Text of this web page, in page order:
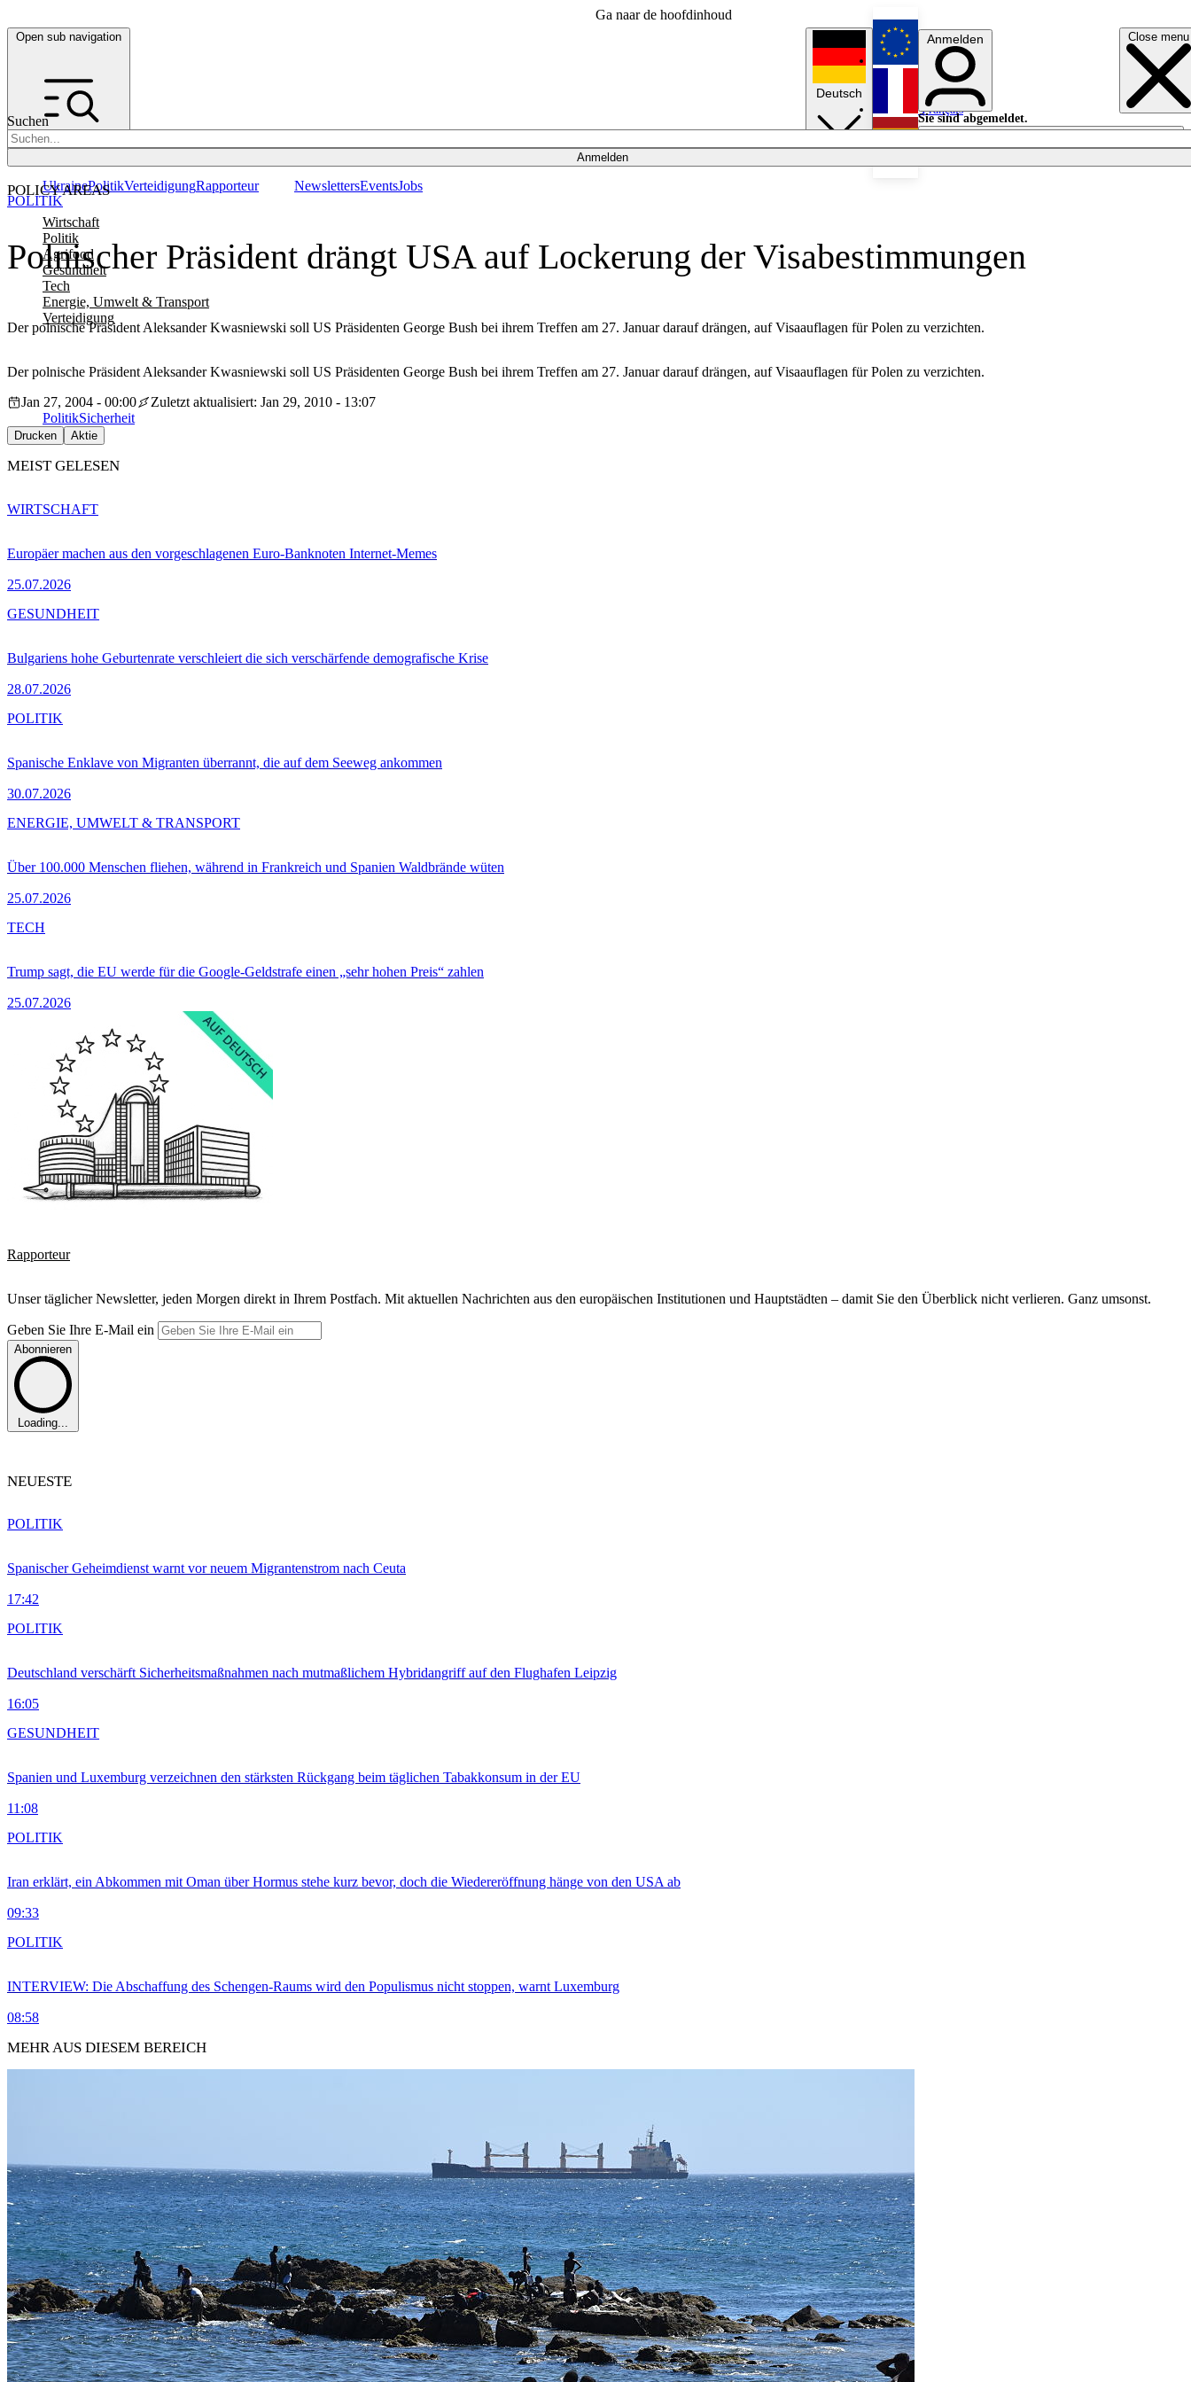
Ga naar de hoofdinhoud
Open sub navigation Close menu
Suchen
Anmelden
POLICY AREAS
Wirtschaft
Politik
Agrifood
Gesundheit
Tech
Energie, Umwelt & Transport
Verteidigung
UkrainePolitikVerteidigungRapporteur NewslettersEventsJobs
Deutsch
English
Français
Anmelden
Sie sind abgemeldet.
Anmelden
Licht aus
Polnischer Präsident drängt USA auf Lockerung der Visabestimmungen
Der polnische Präsident Aleksander Kwasniewski soll US Präsidenten George Bush bei ihrem Treffen am 27. Januar darauf drängen, auf Visaauflagen für Polen zu verzichten.
POLITIK
Der polnische Präsident Aleksander Kwasniewski soll US Präsidenten George Bush bei ihrem Treffen am 27. Januar darauf drängen, auf Visaauflagen für Polen zu verzichten.
Jan 27, 2004 - 00:00
Zuletzt aktualisiert: Jan 29, 2010 - 13:07
PolitikSicherheit
Drucken Aktie
MEIST GELESEN
Europäer machen aus den vorgeschlagenen Euro-Banknoten Internet-Memes
25.07.2026
WIRTSCHAFT
Bulgariens hohe Geburtenrate verschleiert die sich verschärfende demografische Krise
28.07.2026
GESUNDHEIT
Spanische Enklave von Migranten überrannt, die auf dem Seeweg ankommen
30.07.2026
POLITIK
Über 100.000 Menschen fliehen, während in Frankreich und Spanien Waldbrände wüten
25.07.2026
ENERGIE, UMWELT & TRANSPORT
Trump sagt, die EU werde für die Google-Geldstrafe einen „sehr hohen Preis“ zahlen
25.07.2026
TECH
Rapporteur
Unser täglicher Newsletter, jeden Morgen direkt in Ihrem Postfach. Mit aktuellen Nachrichten aus den europäischen Institutionen und Hauptstädten – damit Sie den Überblick nicht verlieren. Ganz umsonst.
Geben Sie Ihre E-Mail ein
Abonnieren
Loading...
NEUESTE
Spanischer Geheimdienst warnt vor neuem Migrantenstrom nach Ceuta
17:42
POLITIK
Deutschland verschärft Sicherheitsmaßnahmen nach mutmaßlichem Hybridangriff auf den Flughafen Leipzig
16:05
POLITIK
Spanien und Luxemburg verzeichnen den stärksten Rückgang beim täglichen Tabakkonsum in der EU
11:08
GESUNDHEIT
Iran erklärt, ein Abkommen mit Oman über Hormus stehe kurz bevor, doch die Wiedereröffnung hänge von den USA ab
09:33
POLITIK
INTERVIEW: Die Abschaffung des Schengen-Raums wird den Populismus nicht stoppen, warnt Luxemburg
08:58
POLITIK
MEHR AUS DIESEM BEREICH